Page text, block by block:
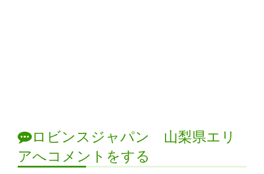
ロビンスジャパン 山梨県エリ
アへコメントをする